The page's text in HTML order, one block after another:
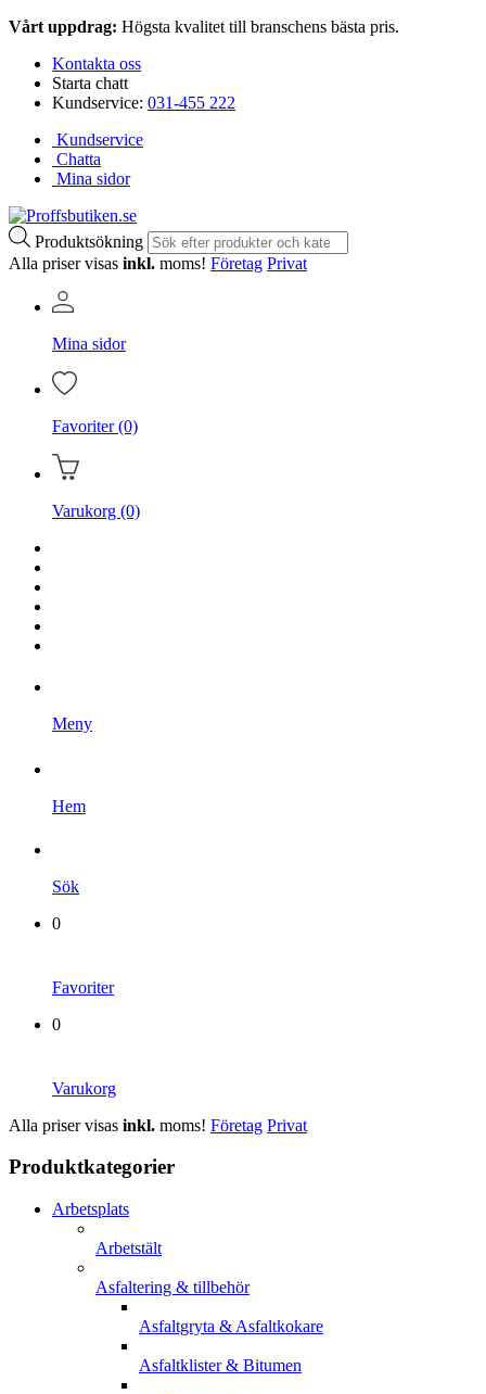
Vårt uppdrag: Högsta kvalitet till branschens bästa pris.
Kontakta oss
Starta chatt
Kundservice: 031-455 222
Kundservice
Chatta
Mina sidor
Produktsökning
Alla priser visas inkl. moms! Företag Privat
Mina sidor
Favoriter (0)
Varukorg (0)
Meny
Hem
Sök
0
Favoriter
0
Varukorg
Alla priser visas inkl. moms! Företag Privat
Produktkategorier
Arbetsplats
Arbetstält
Asfaltering & tillbehör
Asfaltgryta & Asfaltkokare
Asfaltklister & Bitumen